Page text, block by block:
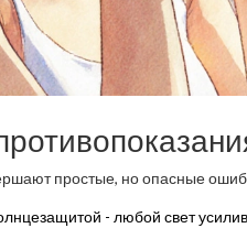
простые, но опасные
- любой свет